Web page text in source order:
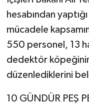
hesabından
mücadele
550 personel, 13
dedektör köpeğinin
düzenlediklerini
10 GÜNDÜR PEŞ